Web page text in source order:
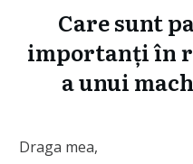
Care sunt
importanți în
a unui
Draga mea,